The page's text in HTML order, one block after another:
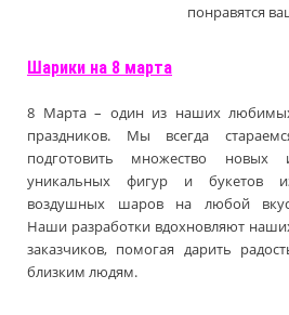
понравятся
Шарики на 8 марта
8 Марта – один из наших
праздников. Мы всегда
подготовить множество новых
уникальных фигур и букетов
воздушных шаров на любой
Наши разработки вдохновляют
заказчиков, помогая дарить
близким людям.